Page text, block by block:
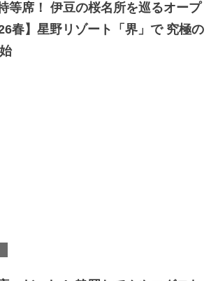
等席！ 伊豆の桜名所を巡るオープ
春】星野リゾート「界」で 究極の